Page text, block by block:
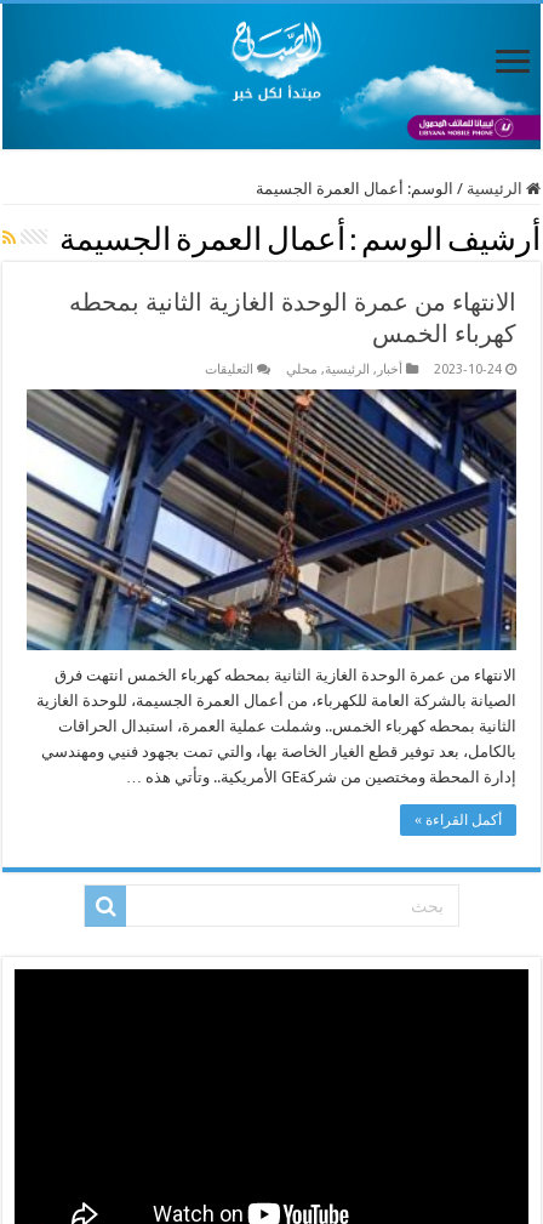
الرئيسية / الوسم: أعمال العمرة الجسيمة
أرشيف الوسم : أعمال العمرة الجسيمة
الانتهاء من عمرة الوحدة الغازية الثانية بمحطه
كهرباء الخمس
2023-10-24 أخبار , الرئيسية, محلي التعليقات
من
عمرة
الوحدة
الغازية
الثانية
بمحطه
كهرباء
الخمس
مغلقة
الانتهاء من عمرة الوحدة الغازية الثانية بمحطه كهرباء الخمس انتهت فرق
الصيانة بالشركة العامة للكهرباء، من أعمال العمرة الجسيمة، للوحدة الغازية
الثانية بمحطه كهرباء الخمس.. وشملت عملية العمرة، استبدال الحراقات
بالكامل، بعد توفير قطع الغيار الخاصة بها، والتي تمت بجهود فنيي ومهندسي
إدارة المحطة ومختصين من شركةGE الأمريكية.. وتأتي هذه …
أكمل القراءة »